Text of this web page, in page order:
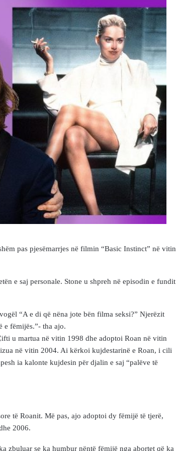
pas pjesëmarrjes në filmin “Basic Instinct” në vitin
e saj personale. Stone u shpreh në episodin e fundit
“A e di që nëna jote bën filma seksi?” Njerëzit
e fëmijës.”- tha ajo.
u martua në vitin 1998 dhe adoptoi Roan në vitin
në vitin 2004. Ai kërkoi kujdestarinë e Roan, i cili
ia kalonte kujdesin për djalin e saj “palëve të
të Roanit. Më pas, ajo adoptoi dy fëmijë të tjerë,
2006.
zbuluar se ka humbur nëntë fëmijë nga abortet që ka